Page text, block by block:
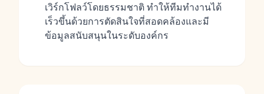
เวิร์กโฟลว์โดยธรรมชาติ ทำให้ทีมทำงานได้
เร็วขึ้นด้วยการตัดสินใจที่สอดคล้องและมี
ข้อมูลสนับสนุนในระดับองค์กร